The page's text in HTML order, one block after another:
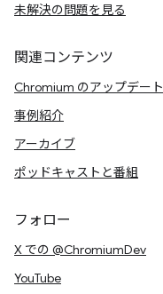
未解決の問題を見る
関連コンテンツ
Chromium のアップデート
事例紹介
アーカイブ
ポッドキャストと番組
フォロー
X での @ChromiumDev
YouTube